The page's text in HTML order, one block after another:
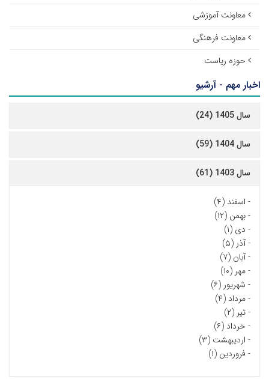
معاونت آموزشی
معاونت فرهنگی
حوزه ریاست
اخبار مهم - آرشیو
سال 1405 (24)
سال 1404 (59)
سال 1403 (61)
- اسفند (۴)
-بهمن (۱۲)
- دی (۱)
-آذر (۵)
-آبان (۷)
-مهر (۱۰)
- شهریور (۶)
-مرداد (۴)
-تیر (۲)
- خرداد (۶)
- اردیبهشت (۳)
- فروردین (۱)